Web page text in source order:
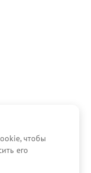
чтобы
его